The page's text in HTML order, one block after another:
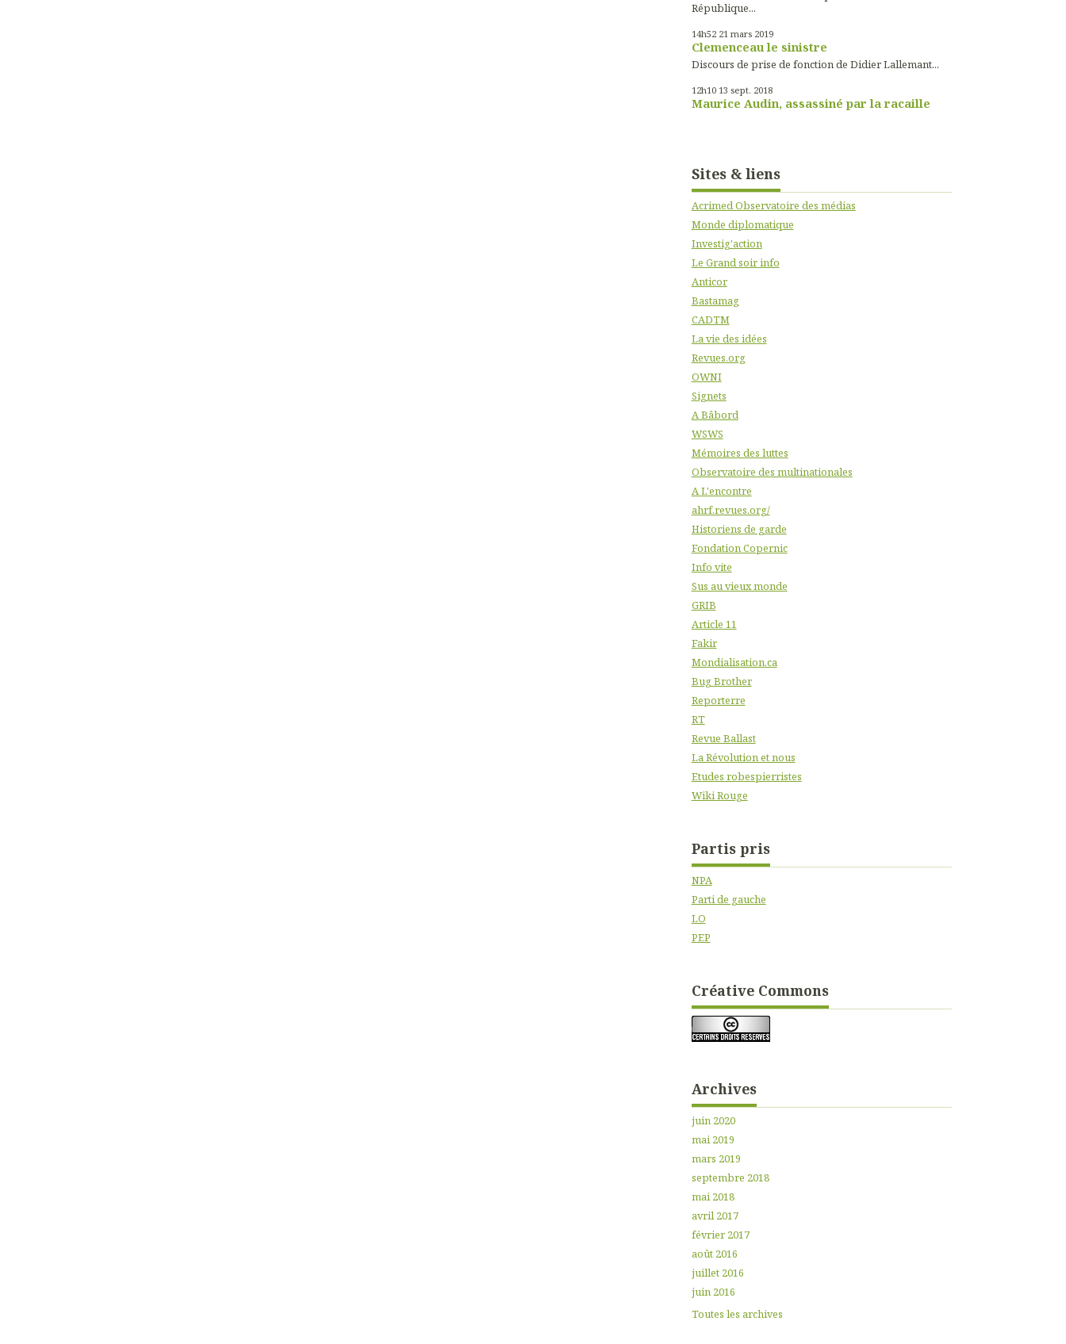
République...
14h52 21 mars 2019
Clemenceau le sinistre
Discours de prise de fonction de Didier Lallemant...
12h10 13 sept. 2018
Maurice Audin, assassiné par la racaille
Sites & liens
Acrimed Observatoire des médias
Monde diplomatique
Investig'action
Le Grand soir info
Anticor
Bastamag
CADTM
La vie des idées
Revues.org
OWNI
Signets
A Bâbord
WSWS
Mémoires des luttes
Observatoire des multinationales
A L'encontre
ahrf.revues.org/
Historiens de garde
Fondation Copernic
Info vite
Sus au vieux monde
GRIB
Article 11
Fakir
Mondialisation.ca
Bug Brother
Reporterre
RT
Revue Ballast
La Révolution et nous
Etudes robespierristes
Wiki Rouge
Partis pris
NPA
Parti de gauche
LO
PEP
Créative Commons
Archives
juin 2020
mai 2019
mars 2019
septembre 2018
mai 2018
avril 2017
février 2017
août 2016
juillet 2016
juin 2016
Toutes les archives